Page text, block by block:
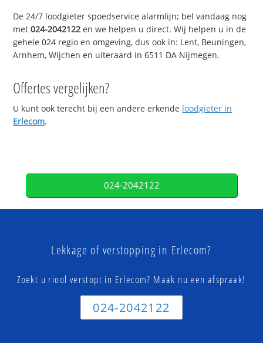
De 24/7 loodgieter spoedservice alarmlijn; bel vandaag nog
met024-2042122 en we helpen u direct. Wij helpen u in de
gehele 024 regio en omgeving, dus ook in: Lent, Beuningen,
Arnhem, Wijchen en uiteraard in 6511 DA Nijmegen.
Offertes vergelijken?
U kunt ook terecht bij een andere erkende loodgieter in
Erlecom.
024-2042122
Lekkage of verstopping in Erlecom?
Zoekt u riool verstopt in Erlecom? Maak nu een afspraak!
024-2042122